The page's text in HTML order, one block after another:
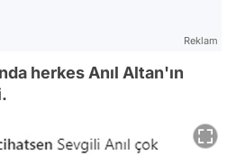
Reklam
herkes Anıl Altan'ın